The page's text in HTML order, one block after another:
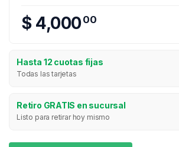
$ 4,00000
Hasta 12 cuotas fijas
Todas las tarjetas
Retiro GRATIS en sucursal
Listo para retirar hoy mismo